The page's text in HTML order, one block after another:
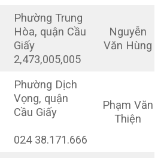
Phường Trung
Hòa, quận Cầu
Giấy
2,473,005,005
Nguyễn
Văn Hùng
Phường Dịch
Vọng, quận
Cầu Giấy
024 38.171.666
Phạm Văn
Thiện